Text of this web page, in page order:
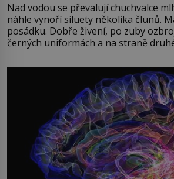
Nad vodou se převalují chuchvalce
náhle vynoří siluety několika člunů.
posádku. Dobře živení, po zuby
černých uniformách a na straně
přízračná scéna znamená? Je jaro
světová válka se chýlí ke konci. Jezero